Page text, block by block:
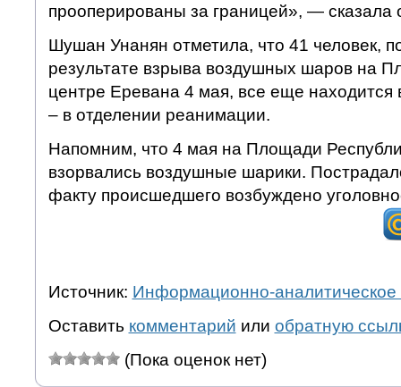
прооперированы за границей», — сказала
Шушан Унанян отметила, что 41 человек,
результате взрыва воздушных шаров на
центре Еревана 4 мая, все еще находится
– в отделении реанимации.
Напомним, что 4 мая на Площади
взорвались воздушные шарики.
факту происшедшего возбуждено
Источник: Информационно-аналитическое
Оставить комментарий или обратную
(Пока оценок нет)